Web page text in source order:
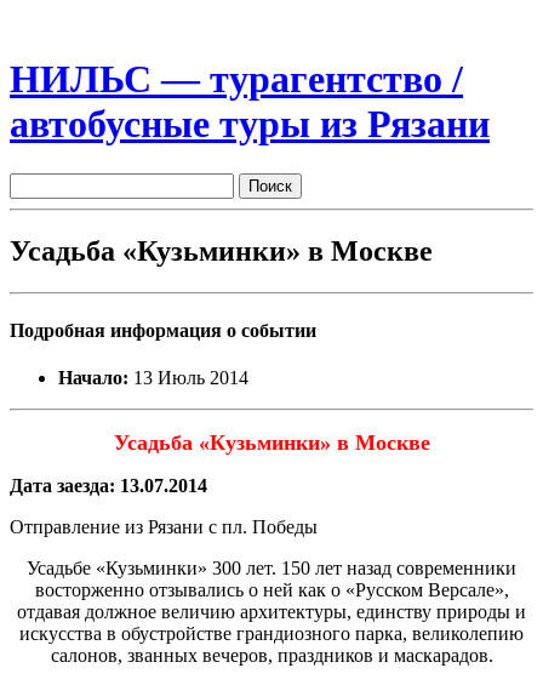
НИЛЬС — турагентство /
автобусные туры из Рязани
Усадьба «Кузьминки» в Москве
Подробная информация о событии
Начало: 13 Июль 2014
Усадьба «Кузьминки» в Москве
Дата заезда: 13.07.2014
Отправление из Рязани с пл. Победы
Усадьбе «Кузьминки» 300 лет. 150 лет назад современники
восторженно отзывались о ней как о «Русском Версале»,
отдавая должное величию архитектуры, единству природы и
искусства в обустройстве грандиозного парка, великолепию
салонов, званных вечеров, праздников и маскарадов.